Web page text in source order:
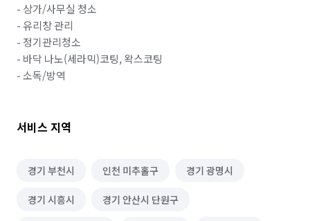
- 상가/사무실 청소
- 유리창 관리
- 정기관리청소
- 바닥 나노(세라믹)코팅, 왁스코팅
- 소독/방역
서비스 지역
경기 부천시 인천 미추홀구 경기 광명시
경기 시흥시 경기 안산시 단원구